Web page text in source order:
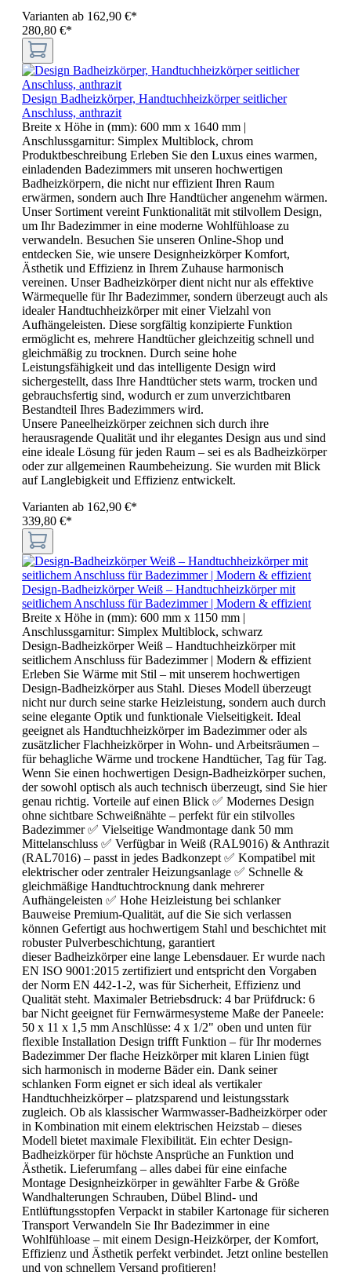
Varianten ab 162,90 €*
280,80 €*
Design Badheizkörper, Handtuchheizkörper seitlicher
Anschluss, anthrazit
Breite x Höhe in (mm): 600 mm x 1640 mm |
Anschlussgarnitur: Simplex Multiblock, chrom
Produktbeschreibung Erleben Sie den Luxus eines warmen,
einladenden Badezimmers mit unseren hochwertigen
Badheizkörpern, die nicht nur effizient Ihren Raum
erwärmen, sondern auch Ihre Handtücher angenehm wärmen.
Unser Sortiment vereint Funktionalität mit stilvollem Design,
um Ihr Badezimmer in eine moderne Wohlfühloase zu
verwandeln. Besuchen Sie unseren Online-Shop und
entdecken Sie, wie unsere Designheizkörper Komfort,
Ästhetik und Effizienz in Ihrem Zuhause harmonisch
vereinen. Unser Badheizkörper dient nicht nur als effektive
Wärmequelle für Ihr Badezimmer, sondern überzeugt auch als
idealer Handtuchheizkörper mit einer Vielzahl von
Aufhängeleisten. Diese sorgfältig konzipierte Funktion
ermöglicht es, mehrere Handtücher gleichzeitig schnell und
gleichmäßig zu trocknen. Durch seine hohe
Leistungsfähigkeit und das intelligente Design wird
sichergestellt, dass Ihre Handtücher stets warm, trocken und
gebrauchsfertig sind, wodurch er zum unverzichtbaren
Bestandteil Ihres Badezimmers wird.
Unsere Paneelheizkörper zeichnen sich durch ihre
herausragende Qualität und ihr elegantes Design aus und sind
eine ideale Lösung für jeden Raum – sei es als Badheizkörper
oder zur allgemeinen Raumbeheizung. Sie wurden mit Blick
auf Langlebigkeit und Effizienz entwickelt.
Varianten ab 162,90 €*
339,80 €*
Design-Badheizkörper Weiß – Handtuchheizkörper mit
seitlichem Anschluss für Badezimmer | Modern & effizient
Breite x Höhe in (mm): 600 mm x 1150 mm |
Anschlussgarnitur: Simplex Multiblock, schwarz
Design-Badheizkörper Weiß – Handtuchheizkörper mit
seitlichem Anschluss für Badezimmer | Modern & effizient
Erleben Sie Wärme mit Stil – mit unserem hochwertigen
Design-Badheizkörper aus Stahl. Dieses Modell überzeugt
nicht nur durch seine starke Heizleistung, sondern auch durch
seine elegante Optik und funktionale Vielseitigkeit. Ideal
geeignet als Handtuchheizkörper im Badezimmer oder als
zusätzlicher Flachheizkörper in Wohn- und Arbeitsräumen –
für behagliche Wärme und trockene Handtücher, Tag für Tag.
Wenn Sie einen hochwertigen Design-Badheizkörper suchen,
der sowohl optisch als auch technisch überzeugt, sind Sie hier
genau richtig. Vorteile auf einen Blick ✅ Modernes Design
ohne sichtbare Schweißnähte – perfekt für ein stilvolles
Badezimmer ✅ Vielseitige Wandmontage dank 50 mm
Mittelanschluss ✅ Verfügbar in Weiß (RAL9016) & Anthrazit
(RAL7016) – passt in jedes Badkonzept ✅ Kompatibel mit
elektrischer oder zentraler Heizungsanlage ✅ Schnelle &
gleichmäßige Handtuchtrocknung dank mehrerer
Aufhängeleisten ✅ Hohe Heizleistung bei schlanker
Bauweise Premium-Qualität, auf die Sie sich verlassen
können Gefertigt aus hochwertigem Stahl und beschichtet mit
robuster Pulverbeschichtung, garantiert
dieser Badheizkörper eine lange Lebensdauer. Er wurde nach
EN ISO 9001:2015 zertifiziert und entspricht den Vorgaben
der Norm EN 442-1-2, was für Sicherheit, Effizienz und
Qualität steht. Maximaler Betriebsdruck: 4 bar Prüfdruck: 6
bar Nicht geeignet für Fernwärmesysteme Maße der Paneele:
50 x 11 x 1,5 mm Anschlüsse: 4 x 1/2" oben und unten für
flexible Installation Design trifft Funktion – für Ihr modernes
Badezimmer Der flache Heizkörper mit klaren Linien fügt
sich harmonisch in moderne Bäder ein. Dank seiner
schlanken Form eignet er sich ideal als vertikaler
Handtuchheizkörper – platzsparend und leistungsstark
zugleich. Ob als klassischer Warmwasser-Badheizkörper oder
in Kombination mit einem elektrischen Heizstab – dieses
Modell bietet maximale Flexibilität. Ein echter Design-
Badheizkörper für höchste Ansprüche an Funktion und
Ästhetik. Lieferumfang – alles dabei für eine einfache
Montage Designheizkörper in gewählter Farbe & Größe
Wandhalterungen Schrauben, Dübel Blind- und
Entlüftungsstopfen Verpackt in stabiler Kartonage für sicheren
Transport Verwandeln Sie Ihr Badezimmer in eine
Wohlfühloase – mit einem Design-Heizkörper, der Komfort,
Effizienz und Ästhetik perfekt verbindet. Jetzt online bestellen
und von schnellem Versand profitieren!